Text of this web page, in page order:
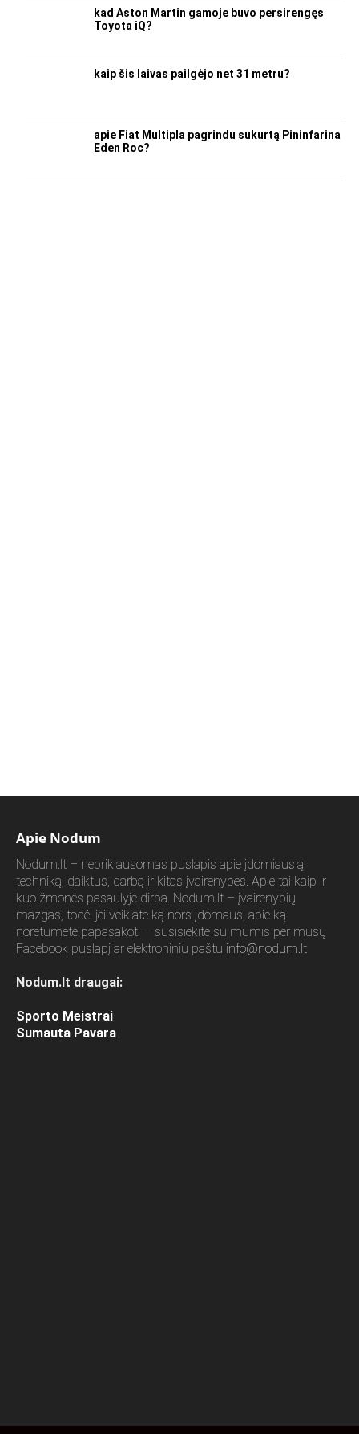
kad Aston Martin gamoje buvo persirengęs
Toyota iQ?
kaip šis laivas pailgėjo net 31 metru?
apie Fiat Multipla pagrindu sukurtą Pininfarina
Eden Roc?
Apie Nodum
Nodum.lt – nepriklausomas puslapis apie įdomiausią
techniką, daiktus, darbą ir kitas įvairenybes. Apie tai kaip ir
kuo žmonės pasaulyje dirba. Nodum.lt – įvairenybių
mazgas, todėl jei veikiate ką nors įdomaus, apie ką
norėtumėte papasakoti – susisiekite su mumis per mūsų
Facebook puslapį ar elektroniniu paštu info@nodum.lt
Nodum.lt draugai:
Sporto Meistrai
Sumauta Pavara